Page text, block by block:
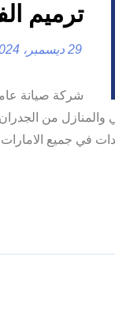
ترميم
29 ديسمبر، 2024
والمنازل من
في جميع